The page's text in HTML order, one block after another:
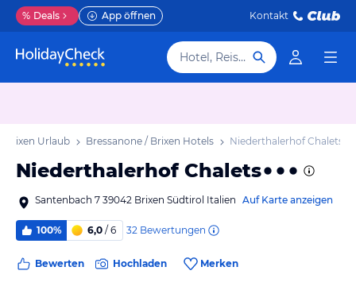
% Deals App öffnen Kontakt
Hotel, Reiseziel
Brixen Urlaub Bressanone / Brixen Hotels Niederthalerhof Chalets
Niederthalerhof Chalets
Santenbach 7 39042 Brixen Südtirol Italien Auf Karte anzeigen
100% 6,0 / 6 32 Bewertungen
Bewerten Hochladen Merken